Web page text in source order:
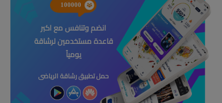
100000
انضم وتنافس مع اكبر
قاعدة مستخدمين لرشاقة
يومياً
حمل تطبيق رشاقة الرياضى